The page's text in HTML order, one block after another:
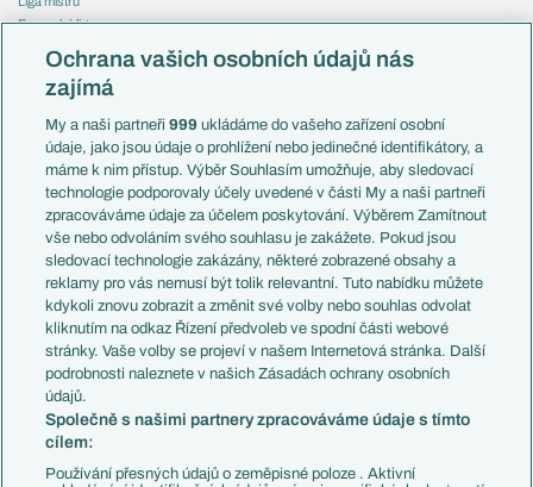
Evropská liga
Mistrovství světa
Liga národů
Témata
Představení týmů MS
EuroSkauting
PL v kostce
Evropské koeficienty
Přestupy
Přestupové spekulace
Zranění
Kluby
Arsenal FC
Chelsea FC
Manchester United
AC Milán
Juventus FC
Česko
Francie
Itálie
Německo
Španělsko
Argentina
Brazílie
Přestupy
Zápasy
Livescore
Tipovací soutěž
Ochrana vašich osobních údajů nás
zajímá
My a naši partneři999 ukládáme do vašeho zařízení osobní
údaje, jako jsou údaje o prohlížení nebo jedinečné identifikátory, a
máme k nim přístup. Výběr Souhlasím umožňuje, aby sledovací
technologie podporovaly účely uvedené v části My a naši partneři
zpracováváme údaje za účelem poskytování. Výběrem Zamítnout
vše nebo odvoláním svého souhlasu je zakážete. Pokud jsou
sledovací technologie zakázány, některé zobrazené obsahy a
reklamy pro vás nemusí být tolik relevantní. Tuto nabídku můžete
kdykoli znovu zobrazit a změnit své volby nebo souhlas odvolat
kliknutím na odkaz Řízení předvoleb ve spodní části webové
stránky. Vaše volby se projeví v našem Internetová stránka. Další
podrobnosti naleznete v našich Zásadách ochrany osobních
údajů.
Společně s našimi partnery zpracováváme údaje s tímto
cílem:
Používání přesných údajů o zeměpisné poloze . Aktivní